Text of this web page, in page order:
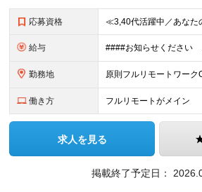
応募資格
給与
勤務地
働き方 フルリモートがメイン
求人を見る
掲載終了予定日：